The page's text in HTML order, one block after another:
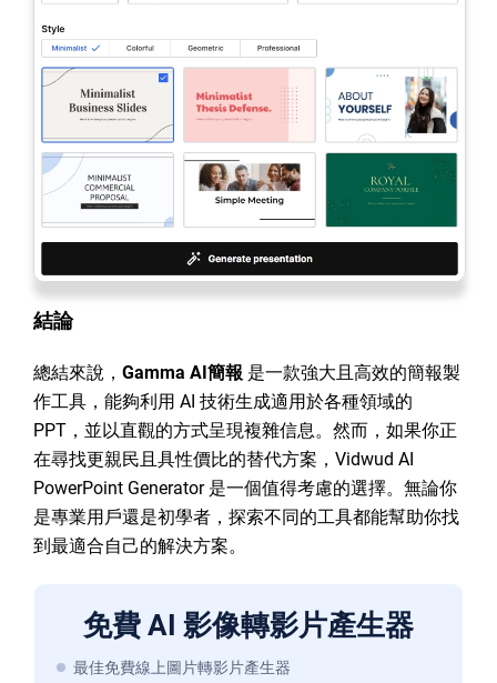
結論
總結來說， Gamma AI簡報 是一款強大且高效的簡報製
作工具，能夠利用 AI 技術生成適用於各種領域的
PPT，並以直觀的方式呈現複雜信息。然而，如果你正
在尋找更親民且具性價比的替代方案，Vidwud AI
PowerPoint Generator 是一個值得考慮的選擇。無論你
是專業用戶還是初學者，探索不同的工具都能幫助你找
到最適合自己的解決方案。
免費 AI 影像轉影片產生器
最佳免費線上圖片轉影片產生器